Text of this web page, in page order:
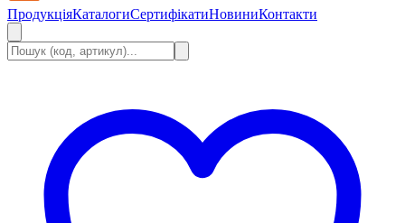
ПродукціяКаталогиСертифікатиНовиниКонтакти